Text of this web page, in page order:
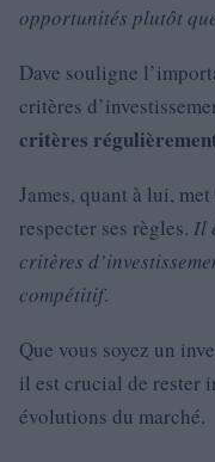
opportunités plutôt
Dave souligne
critères
critères
James, quant à lui,
respecter ses règles. Il
critères
compétitif.
Que vous soyez un
il est crucial de rester
évolutions du marché.